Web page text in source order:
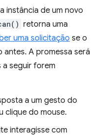
instância de um novo
retorna uma
uma solicitação se o
A promessa será
seguir forem
a um gesto do
clique do mouse.
interagisse com